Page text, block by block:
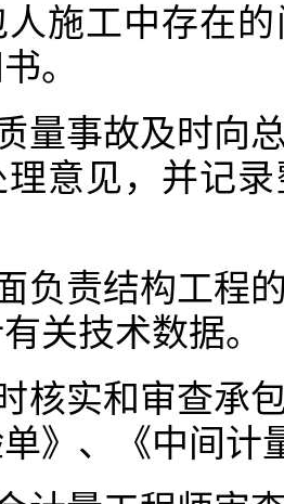
施工中存在
。
量事故及时向
意见，并记
负责结构工程
关技术数据。
核实和审查承
单》、《中间计